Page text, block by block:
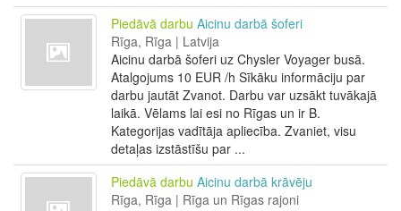
Piedāvā darbu Aicinu darbā šoferi
Rīga, Rīga | Latvija
Aicinu darbā šoferi uz Chysler Voyager busā.
Atalgojums 10 EUR /h Sīkāku informāciju par
darbu jautāt Zvanot. Darbu var uzsākt tuvākajā
laikā. Vēlams lai esi no Rīgas un ir B.
Kategorijas vadītāja apliecība. Zvaniet, visu
detaļas izstāstīšu par ...
Piedāvā darbu Aicinu darbā krāvēju
Rīga, Rīga | Rīga un Rīgas rajoni